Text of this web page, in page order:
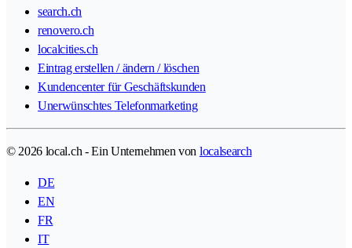
search.ch
renovero.ch
localcities.ch
Eintrag erstellen / ändern / löschen
Kundencenter für Geschäftskunden
Unerwünschtes Telefonmarketing
© 2026 local.ch - Ein Unternehmen von localsearch
DE
EN
FR
IT